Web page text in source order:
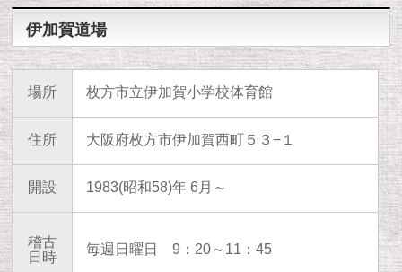
伊加賀道場
場所 枚方市立伊加賀小学校体育館
住所 大阪府枚方市伊加賀西町５３−１
開設 1983(昭和58)年 6月～
稽古
日時
毎週日曜日9：20～11：45